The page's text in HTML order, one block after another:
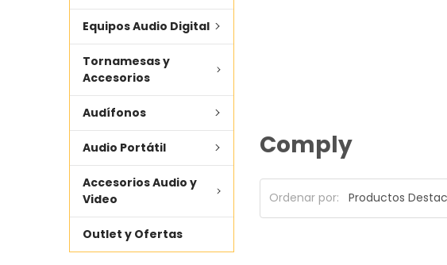
Equipos Audio Digital
Tornamesas y
Accesorios
Audífonos
Audio Portátil
Accesorios Audio y
Video
Outlet y Ofertas
Comply
Ordenar por: